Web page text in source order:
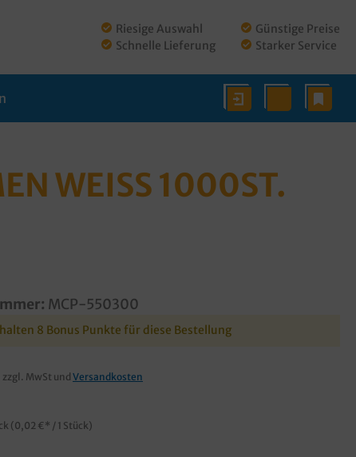
Riesige Auswahl
Schnelle Lieferung
Günstige Preise
Starker Service
WEISS 1000ST. V
MCP-550300
8 Bonus Punkte für diese Bestellung
zzgl. MwSt und Versandkosten
(0,02 €* / 1 Stück)